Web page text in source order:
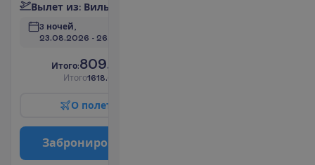
Вылет из: Виль
3 ночей,
23.08.2026 - 26.08.2026
Итого:809.00
Итого1618.00
О полет
Заброниро